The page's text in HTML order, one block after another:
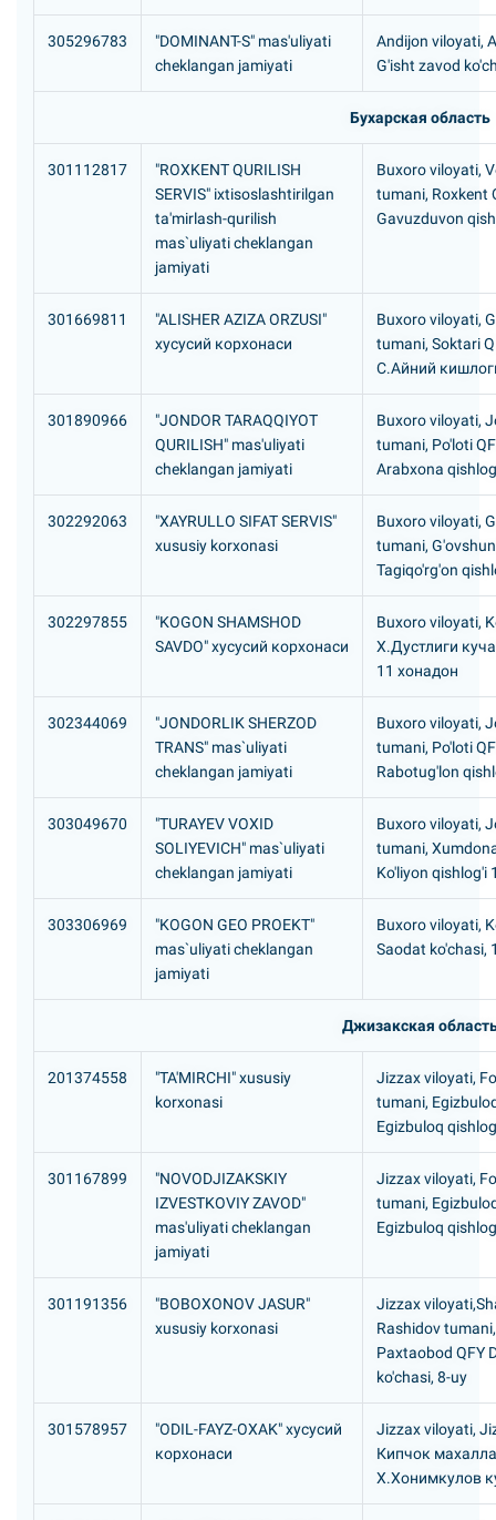
305296783
"DOMINANT-S" mas'uliyati
cheklangan jamiyati
Andijon viloyati,
G'isht zavod
Бухарская область
301112817
"ROXKENT QURILISH
SERVIS" ixtisoslashtirilgan
ta'mirlash-qurilish
mas`uliyati cheklangan
jamiyati
Buxoro viloyati,
tumani, Roxkent
Gavuzduvon
301669811
"ALISHER AZIZA ORZUSI"
хусусий корхонаси
Buxoro viloyati,
tumani, Soktari
С.Айний
301890966
"JONDOR TARAQQIYOT
QURILISH" mas'uliyati
cheklangan jamiyati
Buxoro viloyati,
tumani, Po'loti
Arabxona
302292063
"XAYRULLO SIFAT SERVIS"
xususiy korxonasi
Buxoro viloyati,
tumani,
Tagiqo'rg'on
302297855
"KOGON SHAMSHOD
SAVDO" хусусий корхонаси
Buxoro viloyati,
Х.Дустлиги
11 хонадон
302344069
"JONDORLIK SHERZOD
TRANS" mas`uliyati
cheklangan jamiyati
Buxoro viloyati,
tumani, Po'loti
Rabotug'lon
303049670
"TURAYEV VOXID
SOLIYEVICH" mas`uliyati
cheklangan jamiyati
Buxoro viloyati,
tumani,
Ko'liyon qishlog'i
303306969
"KOGON GEO PROEKT"
mas`uliyati cheklangan
jamiyati
Buxoro viloyati,
Saodat ko'chasi,
Джизакская
201374558
"TA'MIRCHI" xususiy
korxonasi
Jizzax viloyati,
tumani,
Egizbuloq
301167899
"NOVODJIZAKSKIY
IZVESTKOVIY ZAVOD"
mas'uliyati cheklangan
jamiyati
Jizzax viloyati,
tumani,
Egizbuloq
301191356
"BOBOXONOV JASUR"
xususiy korxonasi
Jizzax
Rashidov tumani,
Paxtaobod QFY
ko'chasi, 8-uy
301578957
"ODIL-FAYZ-OXAK" хусусий
корхонаси
Jizzax viloyati,
Кипчок
Х.Хонимкулов